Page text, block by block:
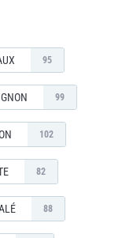
95
99
102
82
88